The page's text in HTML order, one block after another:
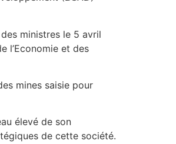
ministres le 5 avril
l’Economie et des
mines saisie pour
élevé de son
de cette société.